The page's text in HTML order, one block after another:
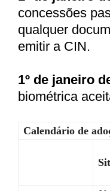
concessões
qualquer
emitir a CIN.
1º de janeiro
biométrica
Calendário de